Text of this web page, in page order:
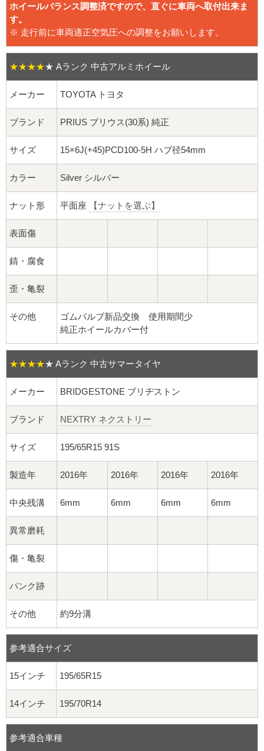
19インチ：夏タイヤホイール
平面座ナット
ロング平面ナット
ショート平面ナット
球面座ナット
貫通ナット
ロング袋ナット
ショート袋ナット
スチール鉄ホイール
ホイールバランス調整済ですので、直ぐに車両へ取付出来ま
す。
※ 走行前に車両適正空気圧への調整をお願いします。
★★★★★ Aランク 中古アルミホイール
メーカー TOYOTA トヨタ
ブランド PRIUS プリウス(30系) 純正
サイズ 15×6J(+45)PCD100-5H ハブ径54mm
カラー Silver シルバー
ナット形 平面座 【ナットを選ぶ】
表面傷
錆・腐食
歪・亀裂
その他
ゴムバルブ新品交換 使用期間少
純正ホイールカバー付
★★★★★ Aランク 中古サマータイヤ
メーカー BRIDGESTONE ブリヂストン
ブランド NEXTRY ネクストリー
サイズ 195/65R15 91S
製造年 2016年 2016年 2016年 2016年
中央残溝 6mm 6mm 6mm 6mm
異常磨耗
傷・亀裂
パンク跡
その他 約9分溝
参考適合サイズ
15インチ 195/65R15
14インチ 195/70R14
参考適合車種